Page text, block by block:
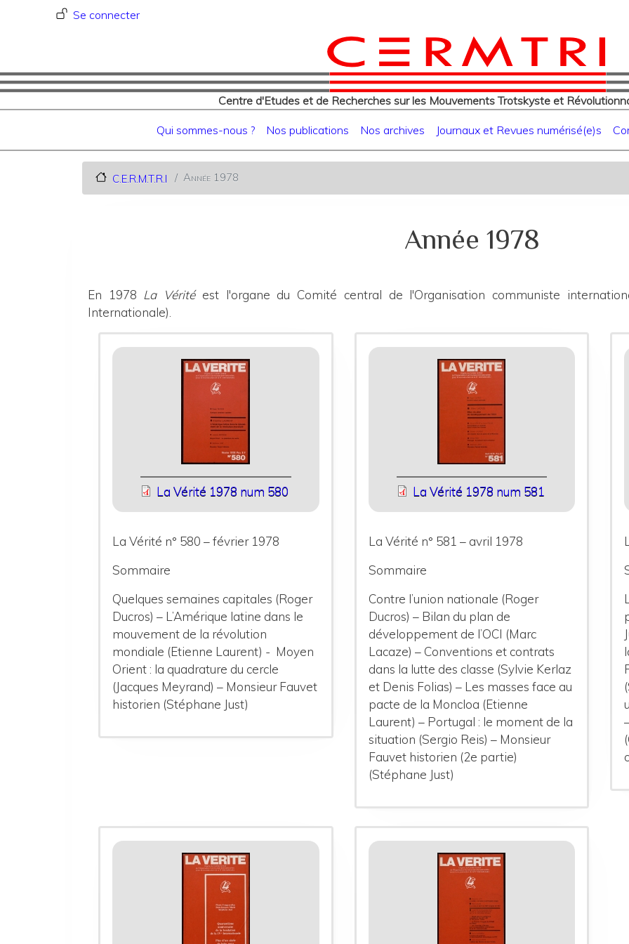
contenu
principal
Menu du compte de l'utilisateur
Se connecter
Centre d'Etudes et de Recherches sur les Mouvements Trotskyste et
Navigation principale
Qui sommes-nous ? Nos publications Nos archives Journaux et Revues numérisé(e)s
C.E.R.M.T.R.I Année 1978
Année 1978
En 1978 La Vérité est l'organe du Comité central de l'Organisation communiste
Internationale).
La Vérité 1978 num 580
La Vérité n° 580 – février 1978
Sommaire
Quelques semaines capitales (Roger
Ducros) – L’Amérique latine dans le
mouvement de la révolution
mondiale (Etienne Laurent) - Moyen
Orient : la quadrature du cercle
(Jacques Meyrand) – Monsieur Fauvet
historien (Stéphane Just)
La Vérité 1978 num 581
La Vérité n° 581 – avril 1978
Sommaire
Contre l’union nationale (Roger
Ducros) – Bilan du plan de
développement de l’OCI (Marc
Lacaze) – Conventions et contrats
dans la lutte des classe (Sylvie Kerlaz
et Denis Folias) – Les masses face au
pacte de la Moncloa (Etienne
Laurent) – Portugal : le moment de la
situation (Sergio Reis) – Monsieur
Fauvet historien (2e partie)
(Stéphane Just)